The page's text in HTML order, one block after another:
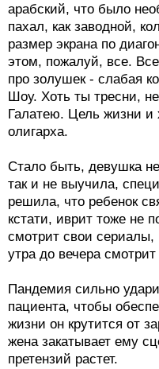
арабский, что было
пахал, как заводной,
размер экрана по
этом, пожалуй, все.
про золушек - слабая
Шоу. Хоть ты тресни,
Галатею. Цель жизни и
олигарха.
Стало быть, девушка
так и не выучила,
решила, что ребенок
кстати, иврит тоже не
смотрит свои
утра до вечера
Пандемия сильно
пациента, чтобы
жизни он крутится от
жена закатывает ему
претензий растет.